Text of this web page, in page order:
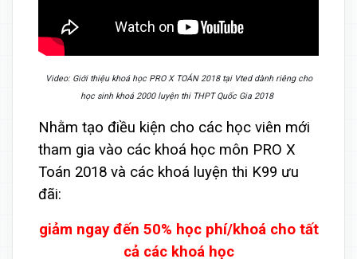
Video: Giới thiệu khoá học PRO X TOÁN 2018 tại Vted dành riêng cho
học sinh khoá 2000 luyện thi THPT Quốc Gia 2018
Nhằm tạo điều kiện cho các học viên mới
tham gia vào các khoá học môn PRO X
Toán 2018 và các khoá luyện thi K99 ưu
đãi:
giảm ngay đến 50% học phí/khoá cho tất
cả các khoá học